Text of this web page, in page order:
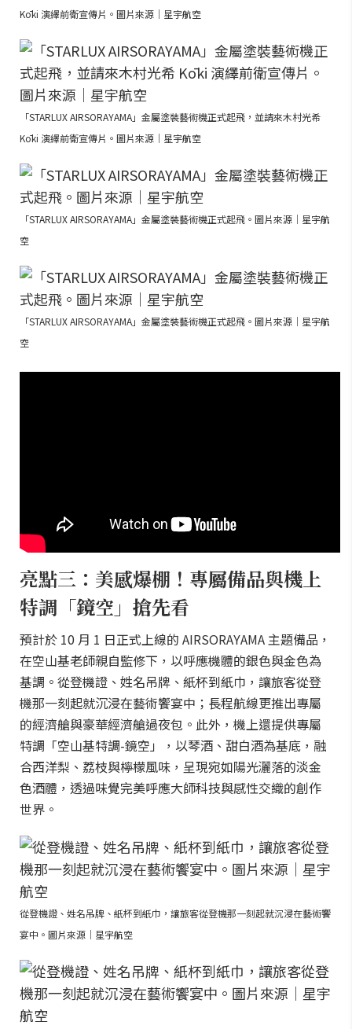
Kōki 演繹前衛宣傳片。圖片來源｜星宇航空
「STARLUX AIRSORAYAMA」金屬塗裝藝術機正式起飛，並請來木村光希
Kōki 演繹前衛宣傳片。圖片來源｜星宇航空
「STARLUX AIRSORAYAMA」金屬塗裝藝術機正式起飛。圖片來源｜星宇航
空
「STARLUX AIRSORAYAMA」金屬塗裝藝術機正式起飛。圖片來源｜星宇航
空
亮點三：美感爆棚！專屬備品與機上
特調「鏡空」搶先看
預計於 10 月 1 日正式上線的 AIRSORAYAMA 主題備品，
在空山基老師親自監修下，以呼應機體的銀色與金色為
基調。從登機證、姓名吊牌、紙杯到紙巾，讓旅客從登
機那一刻起就沉浸在藝術饗宴中；長程航線更推出專屬
的經濟艙與豪華經濟艙過夜包。此外，機上還提供專屬
特調「空山基特調-鏡空」，以琴酒、甜白酒為基底，融
合西洋梨、荔枝與檸檬風味，呈現宛如陽光灑落的淡金
色酒體，透過味覺完美呼應大師科技與感性交織的創作
世界。
從登機證、姓名吊牌、紙杯到紙巾，讓旅客從登機那一刻起就沉浸在藝術饗
宴中。圖片來源｜星宇航空